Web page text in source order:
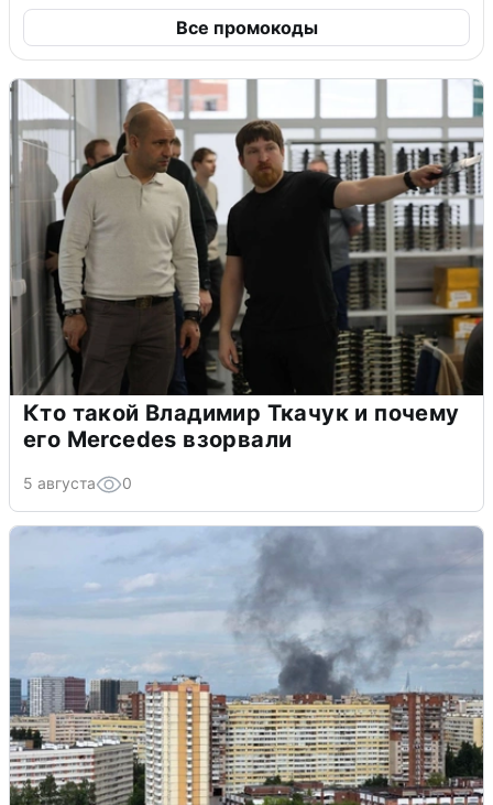
Все промокоды
Кто такой Владимир Ткачук и почему
его Mercedes взорвали
5 августа 0